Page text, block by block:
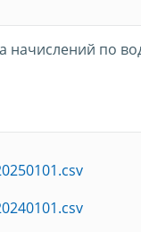
начислений по